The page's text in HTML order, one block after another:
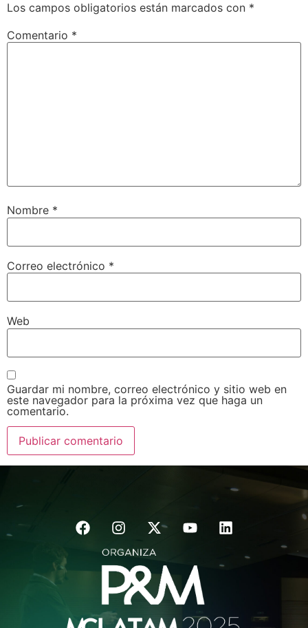
Los campos obligatorios están marcados con *
Comentario *
Nombre *
Correo electrónico *
Web
Guardar mi nombre, correo electrónico y sitio web en
este navegador para la próxima vez que haga un
comentario.